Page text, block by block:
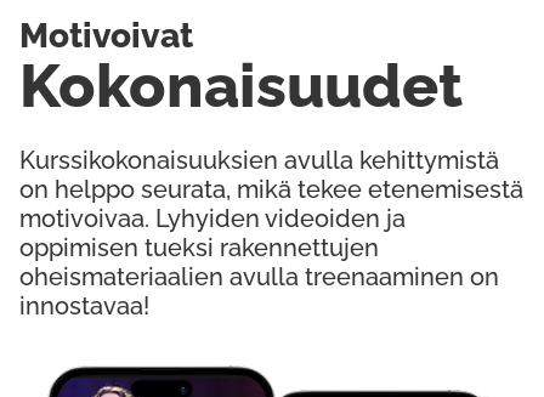
Kurssikokonaisuuksien avulla kehittymistä
on helppo seurata, mikä tekee etenemisestä
motivoivaa. Lyhyiden videoiden ja
oppimisen tueksi rakennettujen
oheismateriaalien avulla treenaaminen on
innostavaa!
Kokonaisuudet
Motivoivat